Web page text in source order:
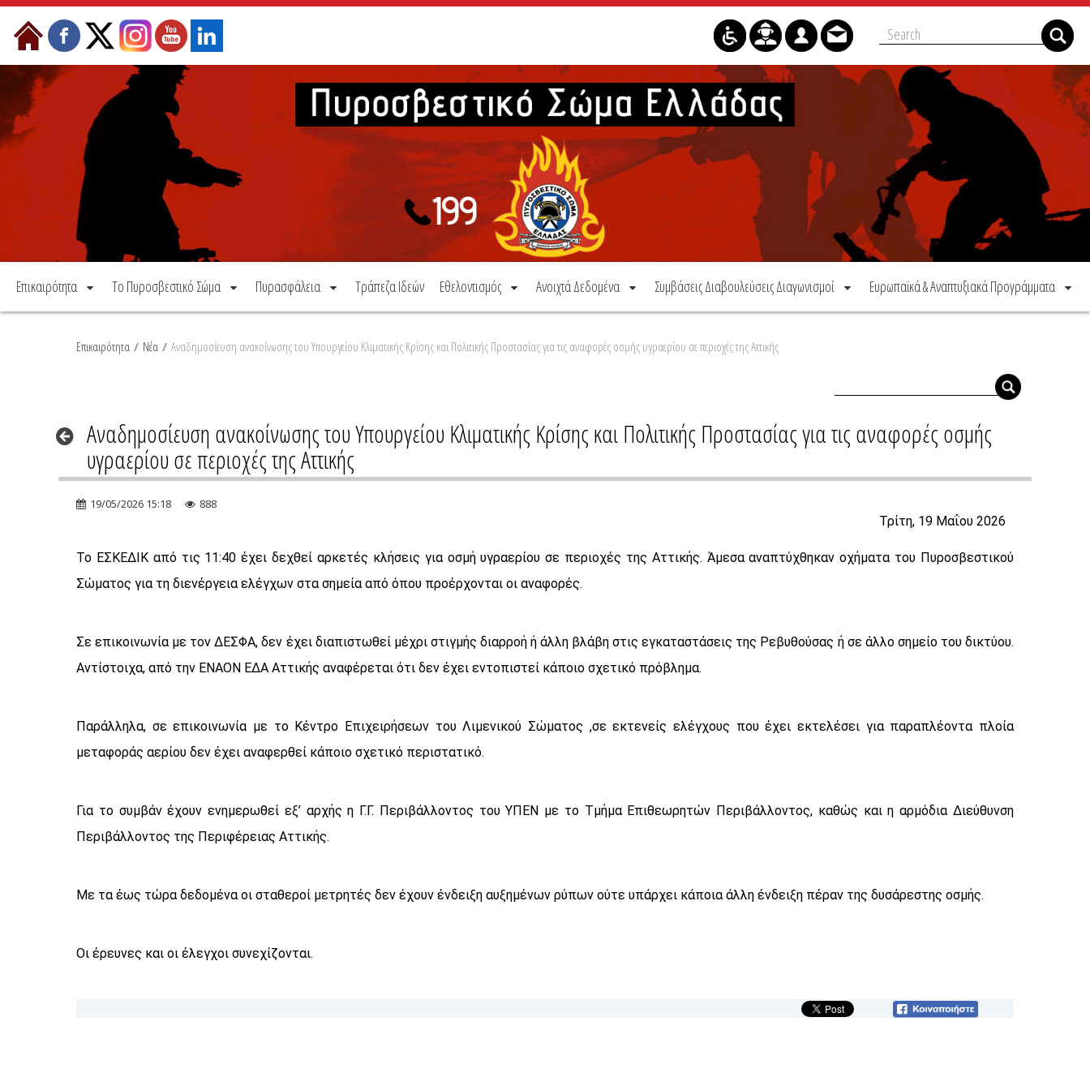
Μετάβαση στο περιεχόμενο
Επικαιρότητα Το Πυροσβεστικό Σώμα Πυρασφάλεια Τράπεζα Ιδεών Εθελοντισμός Ανοιχτά Δεδομένα Συμβάσεις Διαβουλεύσεις Διαγωνισμοί Ευρωπαϊκά & Αναπτυξιακά Προγράμματα
Επικαιρότητα / Νέα / Αναδημοσίευση ανακοίνωσης του Υπουργείου Κλιματικής Κρίσης και Πολιτικής Προστασίας για τις αναφορές οσμής υγραερίου σε περιοχές της Αττικής
Αναδημοσίευση ανακοίνωσης του Υπουργείου Κλιματικής Κρίσης και Πολιτικής Προστασίας για τις αναφορές οσμής
υγραερίου σε περιοχές της Αττικής
19/05/2026 15:18 888
Τρίτη, 19 Μαΐου 2026
Το ΕΣΚΕΔΙΚ από τις 11:40 έχει δεχθεί αρκετές κλήσεις για οσμή υγραερίου σε περιοχές της Αττικής. Άμεσα αναπτύχθηκαν οχήματα του Πυροσβεστικού
Σώματος για τη διενέργεια ελέγχων στα σημεία από όπου προέρχονται οι αναφορές.
Σε επικοινωνία με τον ΔΕΣΦΑ, δεν έχει διαπιστωθεί μέχρι στιγμής διαρροή ή άλλη βλάβη στις εγκαταστάσεις της Ρεβυθούσας ή σε άλλο σημείο του δικτύου.
Αντίστοιχα, από την ΕΝΑΟΝ ΕΔΑ Αττικής αναφέρεται ότι δεν έχει εντοπιστεί κάποιο σχετικό πρόβλημα.
Παράλληλα, σε επικοινωνία με το Κέντρο Επιχειρήσεων του Λιμενικού Σώματος ,σε εκτενείς ελέγχους που έχει εκτελέσει για παραπλέοντα πλοία
μεταφοράς αερίου δεν έχει αναφερθεί κάποιο σχετικό περιστατικό.
Για το συμβάν έχουν ενημερωθεί εξ’ αρχής η Γ.Γ. Περιβάλλοντος του ΥΠΕΝ με το Τμήμα Επιθεωρητών Περιβάλλοντος, καθώς και η αρμόδια Διεύθυνση
Περιβάλλοντος της Περιφέρειας Αττικής.
Με τα έως τώρα δεδομένα οι σταθεροί μετρητές δεν έχουν ένδειξη αυξημένων ρύπων ούτε υπάρχει κάποια άλλη ένδειξη πέραν της δυσάρεστης οσμής.
Οι έρευνες και οι έλεγχοι συνεχίζονται.